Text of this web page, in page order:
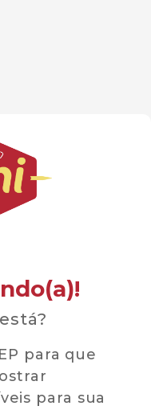
para que
para sua